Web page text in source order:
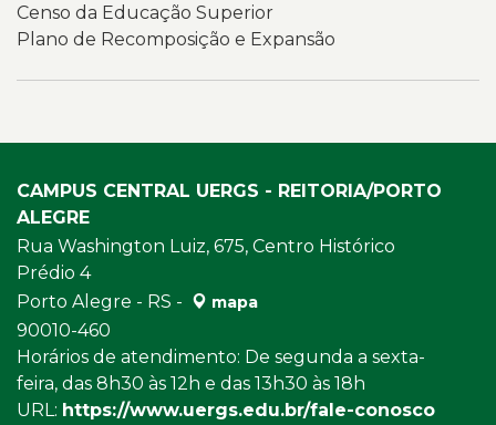
Censo da Educação Superior
Plano de Recomposição e Expansão
CAMPUS CENTRAL UERGS - REITORIA/PORTO
ALEGRE
Rua Washington Luiz, 675, Centro Histórico
Prédio 4
Porto Alegre - RS -
mapa
90010-460
Horários de atendimento: De segunda a sexta-
feira, das 8h30 às 12h e das 13h30 às 18h
URL: https://www.uergs.edu.br/fale-conosco